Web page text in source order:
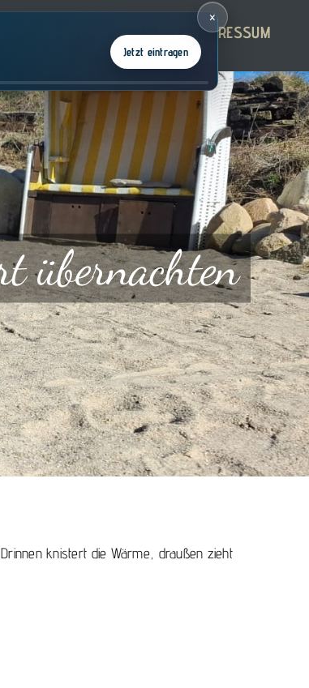
KONTAKT IMPRESSUM
. Drinnen knistert die Wärme, draußen zieht
Jetzt eintragen
×